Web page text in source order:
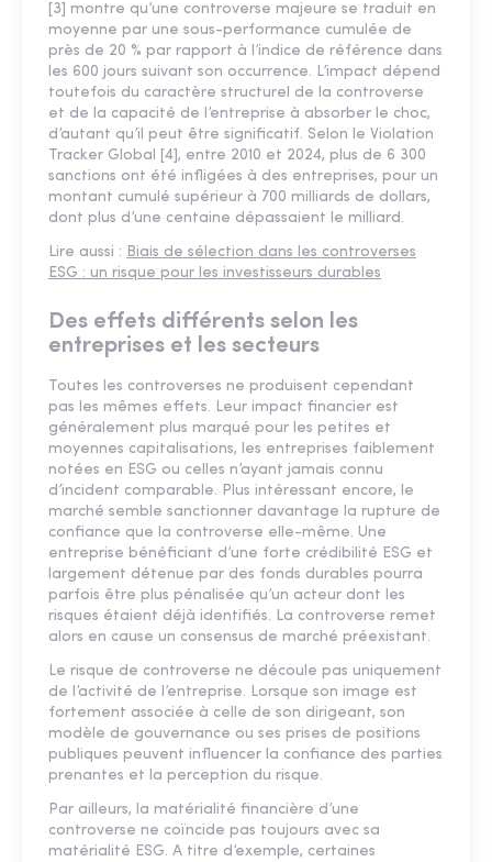
[3] montre qu’une controverse majeure se traduit en
moyenne par une sous-performance cumulée de
près de 20 % par rapport à l’indice de référence dans
les 600 jours suivant son occurrence. L’impact dépend
toutefois du caractère structurel de la controverse
et de la capacité de l’entreprise à absorber le choc,
d’autant qu’il peut être significatif. Selon le Violation
Tracker Global [4], entre 2010 et 2024, plus de 6 300
sanctions ont été infligées à des entreprises, pour un
montant cumulé supérieur à 700 milliards de dollars,
dont plus d’une centaine dépassaient le milliard.
Lire aussi : Biais de sélection dans les controverses
ESG : un risque pour les investisseurs durables
Des effets différents selon les
entreprises et les secteurs
Toutes les controverses ne produisent cependant
pas les mêmes effets. Leur impact financier est
généralement plus marqué pour les petites et
moyennes capitalisations, les entreprises faiblement
notées en ESG ou celles n’ayant jamais connu
d’incident comparable. Plus intéressant encore, le
marché semble sanctionner davantage la rupture de
confiance que la controverse elle-même. Une
entreprise bénéficiant d’une forte crédibilité ESG et
largement détenue par des fonds durables pourra
parfois être plus pénalisée qu’un acteur dont les
risques étaient déjà identifiés. La controverse remet
alors en cause un consensus de marché préexistant.
Le risque de controverse ne découle pas uniquement
de l’activité de l’entreprise. Lorsque son image est
fortement associée à celle de son dirigeant, son
modèle de gouvernance ou ses prises de positions
publiques peuvent influencer la confiance des parties
prenantes et la perception du risque.
Par ailleurs, la matérialité financière d’une
controverse ne coïncide pas toujours avec sa
matérialité ESG. A titre d’exemple, certaines